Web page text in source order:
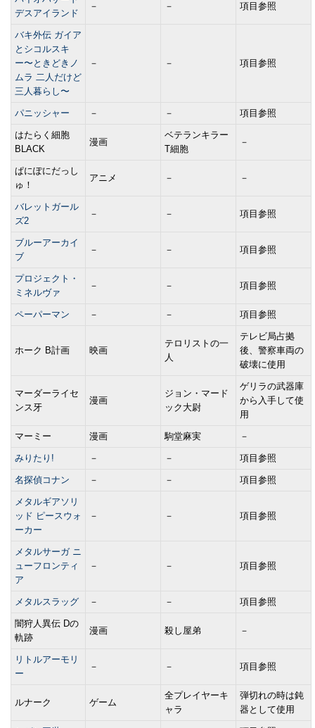
デスアイランド
－ － 項目参照
バキ外伝 ガイア
とシコルスキ
ー〜ときどきノ
ムラ 二人だけど
三人暮らし〜
－ － 項目参照
パニッシャー － － 項目参照
はたらく細胞
BLACK
漫画
ベテランキラー
T細胞
－
ぱにぽにだっし
ゅ！
アニメ － －
バレットガール
ズ2
－ － 項目参照
ブルーアーカイ
ブ
－ － 項目参照
プロジェクト・
ミネルヴァ
－ － 項目参照
ペーパーマン － － 項目参照
ホーク B計画 映画
テロリストの一
人
テレビ局占拠
後、警察車両の
破壊に使用
マーダーライセ
ンス牙
漫画
ジョン・マード
ック大尉
ゲリラの武器庫
から入手して使
用
マーミー 漫画 駒堂麻実 －
みりたり! － － 項目参照
名探偵コナン － － 項目参照
メタルギアソリ
ッド ピースウォ
ーカー
－ － 項目参照
メタルサーガ ニ
ューフロンティ
ア
－ － 項目参照
メタルスラッグ － － 項目参照
闇狩人異伝 Dの
軌跡
漫画 殺し屋弟 －
リトルアーモリ
ー
－ － 項目参照
ルナーク ゲーム
全プレイヤーキ
ャラ
弾切れの時は鈍
器として使用